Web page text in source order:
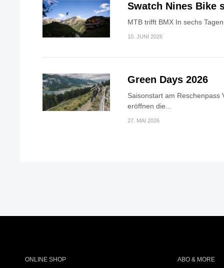
Swatch Nines Bike
MTB trifft BMX In sechs
10. JUNI 2026
Green Days 2026
Saisonstart am Reschenpass
eröffnen die...
27. MAI 2026
ONLINE SHOP ABO & MORE